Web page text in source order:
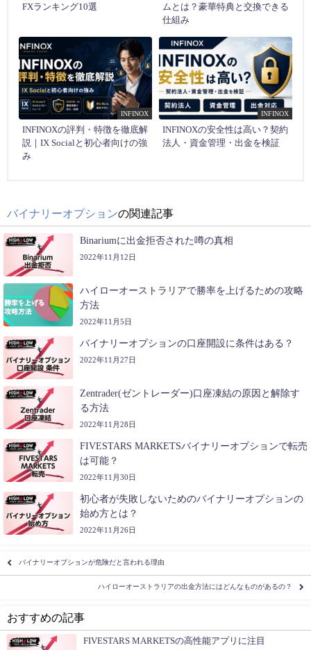
FXランキング10選
ムとは？豪華特典と交換できる
仕組み
INFINOX
INFINOXの評判・特徴を徹底解
説｜IX Socialと初心者向けの強
み
INFINOX
INFINOXの安全性は高い？契約
法人・資金管理・出金を検証
バイナリーオプションの関連記事
Binariumに出金拒否された噂の真相
2022年11月12日
ハイローオーストラリアで勝率を上げるための攻略
方法
2022年11月5日
バイナリーオプションの口座開設に条件はある？
2022年11月27日
Zentrader(ゼントレーダー)口座凍結の原因と解除す
る方法
2022年11月28日
FIVESTARS MARKETSバイナリーオプションで転売
は可能？
2022年11月30日
初心者が失敗しないためのバイナリーオプションの
始め方とは？
2022年11月26日
バイナリーオプションが危険だと言われる理由
ハイローオーストラリアの出金方法にはどんなものがあるの？
おすすめの記事
FIVESTARS MARKETSの高性能アプリに注目